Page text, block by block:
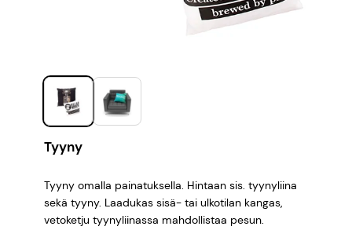
Tyyny
Tyyny omalla painatuksella. Hintaan sis. tyynyliina
sekä tyyny. Laadukas sisä- tai ulkotilan kangas,
vetoketju tyynyliinassa mahdollistaa pesun.